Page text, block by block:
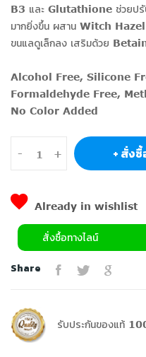
B3 และ Glutathione ช่วยปรับ
มากยิ่งขึ้น ผสาน Witch
ขนแลดูเล็กลง เสริมด้วย
Alcohol Free, Silicone
Formaldehyde Free,
No Color Added
- + + สั่ง
Already in wishlist
สั่งซื้อทางไลน์
Share
รับประกันของแท้